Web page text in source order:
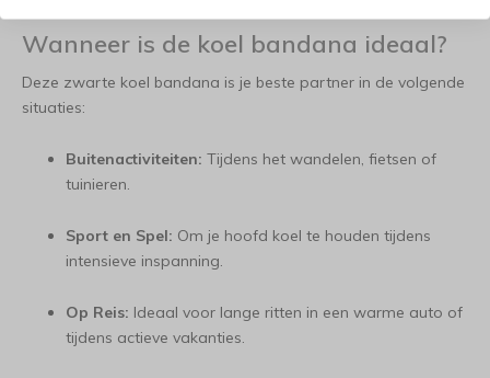
Wanneer is de koel bandana ideaal?
Deze zwarte koel bandana is je beste partner in de volgende
situaties:
Buitenactiviteiten: Tijdens het wandelen, fietsen of
tuinieren.
Sport en Spel: Om je hoofd koel te houden tijdens
intensieve inspanning.
Op Reis: Ideaal voor lange ritten in een warme auto of
tijdens actieve vakanties.